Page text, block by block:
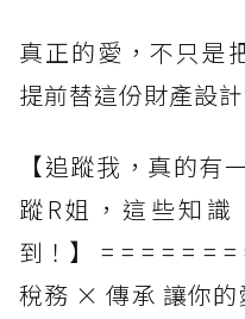
真正的愛，不只是
提前替這份財產設
【追蹤我，真的有
蹤R姐，這些知識
到！】 = = = = = =
稅務 × 傳承 讓你的